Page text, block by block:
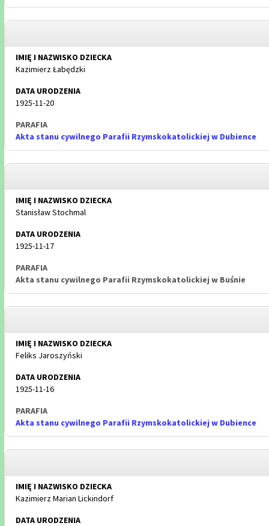
Kazimierz Łabędzki
1925-11-20
Akta stanu cywilnego Parafii Rzymskokatolickiej w Dubience
Stanisław Stochmal
1925-11-17
Akta stanu cywilnego Parafii Rzymskokatolickiej w Buśnie
Feliks Jaroszyński
1925-11-16
Akta stanu cywilnego Parafii Rzymskokatolickiej w Dubience
Kazimierz Marian Lickindorf